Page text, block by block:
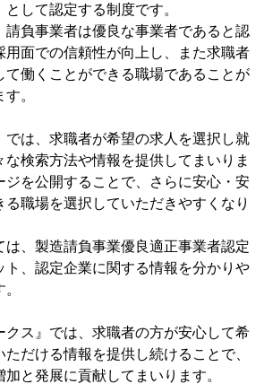
として認定する制度です。
請負事業者は優良な事業者であると認
用面での信頼性が向上し、また求職者
て働くことができる職場であることが
。
は、求職者が希望の求人を選択し就
検索方法や情報を提供してまいりま
ジを公開することで、さらに安心・安
職場を選択していただきやすくなり
は、製造請負事業優良適正事業者認定
ト、認定企業に関する情報を分かりや
ス』では、求職者の方が安心して希
だける情報を提供し続けることで、
と発展に貢献してまいります。